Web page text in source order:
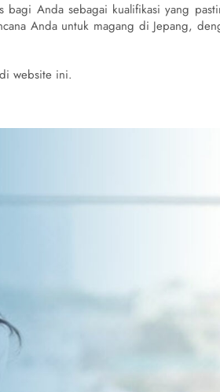
bagi Anda sebagai kualifikasi yang
Anda untuk magang di Jepang,
website ini.